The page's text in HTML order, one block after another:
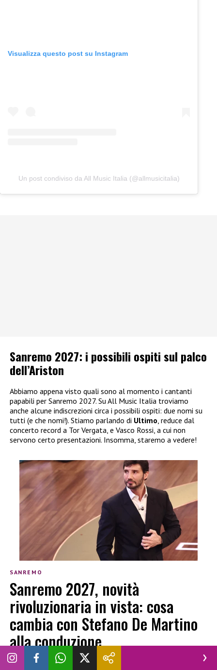
Visualizza questo post su Instagram
Un post condiviso da All Music Italia (@allmusicitalia)
Sanremo 2027: i possibili ospiti sul palco
dell’Ariston
Abbiamo appena visto quali sono al momento i cantanti
papabili per Sanremo 2027. Su All Music Italia troviamo
anche alcune indiscrezioni circa i possibili ospiti: due nomi su
tutti (e che nomi!). Stiamo parlando di Ultimo, reduce dal
concerto record a Tor Vergata, e Vasco Rossi, a cui non
servono certo presentazioni. Insomma, staremo a vedere!
SANREMO
Sanremo 2027, novità
rivoluzionaria in vista: cosa
cambia con Stefano De Martino
alla conduzione
LUCREZIA CIOTTI|16 LUGLIO 2026